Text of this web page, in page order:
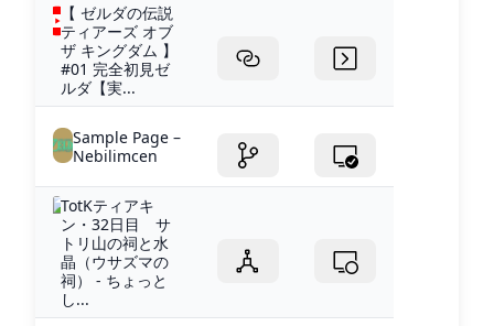
【 ゼルダの伝説
ティアーズ オブ
ザ キングダム 】
#01 完全初見ゼ
ルダ【実...
Sample Page –
Nebilimcen
TotKティアキ
ン・32日目 サ
トリ山の祠と水
晶（ウサズマの
祠） - ちょっと
し...